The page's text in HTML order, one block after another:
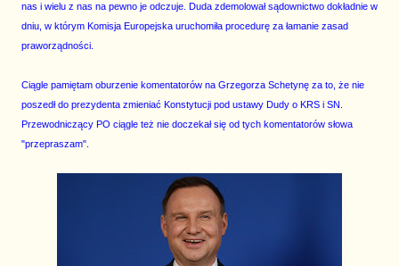
nas i wielu z nas na pewno je odczuje. Duda zdemolował sądownictwo dokładnie w
dniu, w którym Komisja Europejska uruchomiła procedurę za łamanie zasad
praworządności.
Ciągle pamiętam oburzenie komentatorów na Grzegorza Schetynę za to, że nie
poszedł do prezydenta zmieniać Konstytucji pod ustawy Dudy o KRS i SN.
Przewodniczący PO ciągle też nie doczekał się od tych komentatorów słowa
"przepraszam".